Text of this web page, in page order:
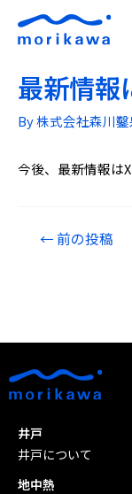
最新情報
By株式会社森川
今後、最新情報は
← 前の投稿
井戸
井戸について
地中熱